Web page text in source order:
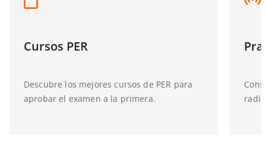
Cursos PER
Descubre los mejores cursos de PER para
aprobar el examen a la primera.